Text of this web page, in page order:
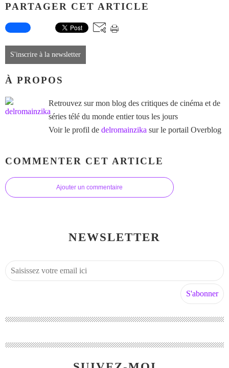
PARTAGER CET ARTICLE
S'inscrire à la newsletter
À PROPOS
Retrouvez sur mon blog des critiques de cinéma et de
séries télé du monde entier tous les jours
Voir le profil de delromainzika sur le portail Overblog
COMMENTER CET ARTICLE
Ajouter un commentaire
NEWSLETTER